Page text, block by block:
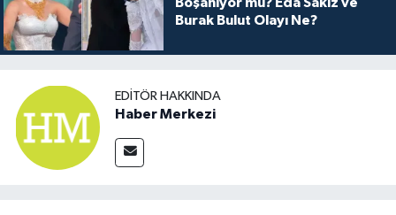
Burak Bulut Olayı Ne?
EDITÖR HAKKINDA
Haber Merkezi